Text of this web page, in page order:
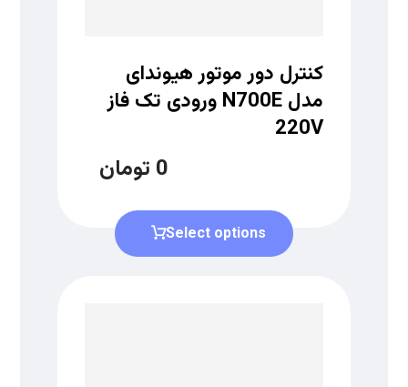
کنترل دور موتور هیوندای
مدل N700E ورودی تک فاز
220V
0 تومان
Select options